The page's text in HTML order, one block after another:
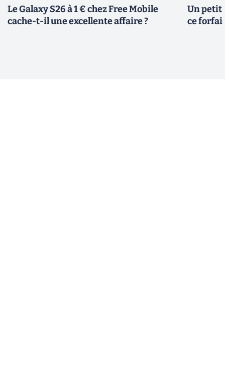
Le Galaxy S26 à 1 € chez Free Mobile
cache-t-il une excellente affaire ?
Un petit
ce